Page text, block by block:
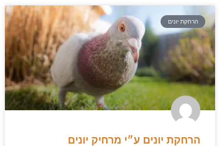
הרחקת יונים
הרחקת יונים ע״י מרחיק יונים